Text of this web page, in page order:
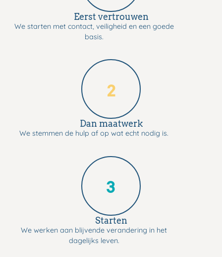
Eerst vertrouwen​
We starten met contact, veiligheid en een goede
basis.
Dan maatwerk
We stemmen de hulp af op wat echt nodig is.
2
Starten
We werken aan blijvende verandering in het
dagelijks leven.
3